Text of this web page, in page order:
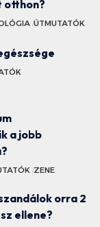
otthon?
ÚTMUTATÓK
a jobb
ZENE
orra 2
ellene?